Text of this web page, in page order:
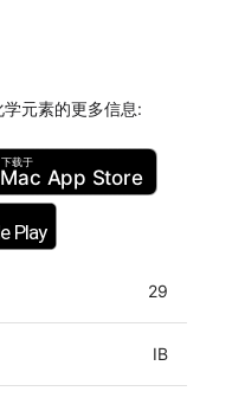
元素的更多信息:
下载于
Mac App Store
Play
29
IB